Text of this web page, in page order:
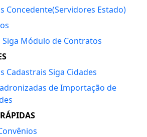
Concedente(Servidores Estado)
Módulo de Contratos
Cadastrais Siga Cidades
de Importação de